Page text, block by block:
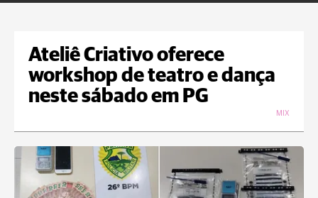
Ateliê Criativo oferece
workshop de teatro e dança
neste sábado em PG
MIX